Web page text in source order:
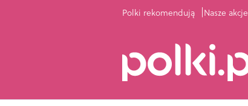
Polki rekomendują Nasze akcje